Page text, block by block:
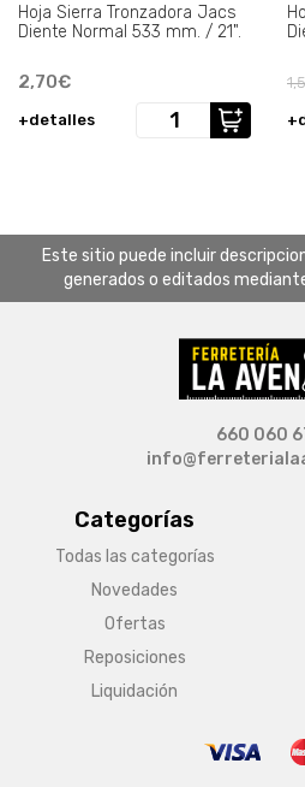
Hoja Sierra Tronzadora Jacs
Diente Normal 533 mm. / 21".
2,70€
+detalles
Este sitio puede incluir
generados o editados
Categorías
Todas las categorías
Novedades
Ofertas
Reposiciones
Liquidación
660 060